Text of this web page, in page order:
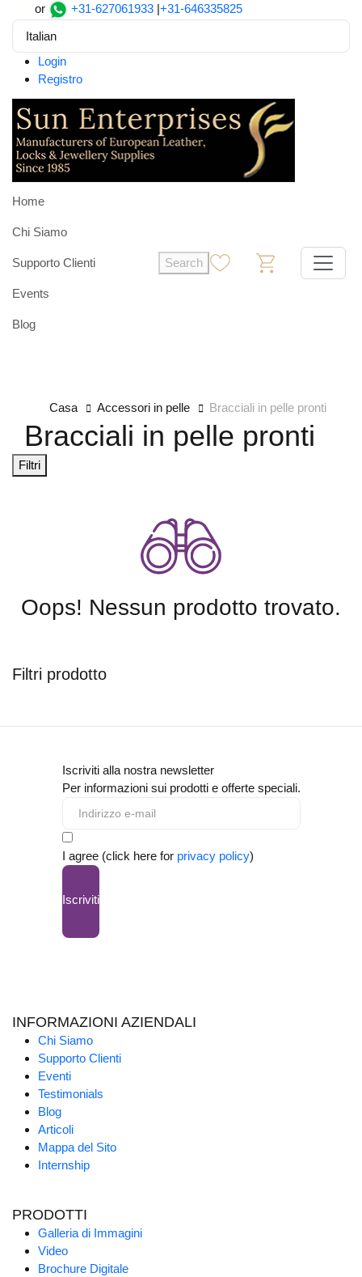
or +31-627061933 |+31-646335825
Italian
Login
Registro
Home
Chi Siamo
Supporto Clienti
Events
Blog
Search
Filtri prodotto
Casa Accessori in pelle Bracciali in pelle pronti
Bracciali in pelle pronti
Filtri
Oops! Nessun prodotto trovato.
Iscriviti alla nostra newsletter
Per informazioni sui prodotti e offerte speciali.
I agree (click here for privacy policy)
Iscriviti
INFORMAZIONI AZIENDALI
Chi Siamo
Supporto Clienti
Eventi
Testimonials
Blog
Articoli
Mappa del Sito
Internship
PRODOTTI
Galleria di Immagini
Video
Brochure Digitale